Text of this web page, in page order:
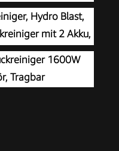
| max.
Connect System |
Hydro Blast,
mit 2 Akku,
für die Balkon- und
Akku mit 6-in-1
1600W
Tragbar